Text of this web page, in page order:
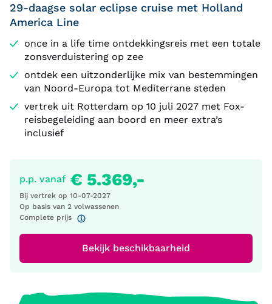
29-daagse solar eclipse cruise met Holland
America Line
once in a life time ontdekkingsreis met een totale
zonsverduistering op zee
ontdek een uitzonderlijke mix van bestemmingen
van Noord-Europa tot Mediterrane steden
vertrek uit Rotterdam op 10 juli 2027 met Fox-
reisbegeleiding aan boord en meer extra’s
inclusief
p.p. vanaf € 5.369,-
Bij vertrek op 10-07-2027
Op basis van 2 volwassenen
Complete prijs
Bekijk beschikbaarheid